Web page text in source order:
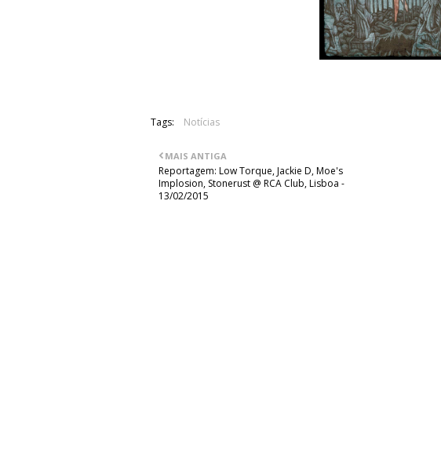
Tags: Notícias
MAIS ANTIGA
Reportagem: Low Torque, Jackie D, Moe's
Implosion, Stonerust @ RCA Club, Lisboa -
13/02/2015